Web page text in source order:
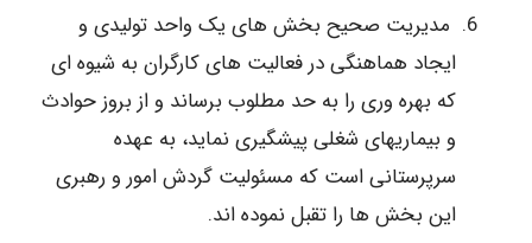
مدیریت صحیح بخش های یک واحد تولیدی و
ایجاد هماهنگی در فعالیت های کارگران به شیوه ای
که بهره وری را به حد مطلوب برساند و از بروز حوادث
و بیماریهای شغلی پیشگیری نماید، به عهده
سرپرستانی است که مسئولیت گردش امور و رهبری
این بخش ها را تقبل نموده اند.